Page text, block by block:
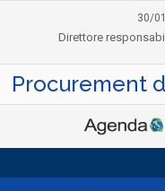
30/
Direttore
Procurement